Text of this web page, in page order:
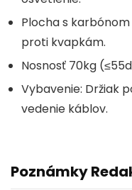
Plocha s
proti kvapkám.
Nosnosť 70kg
Vybavenie: Držiak
vedenie káblov.
Poznámky